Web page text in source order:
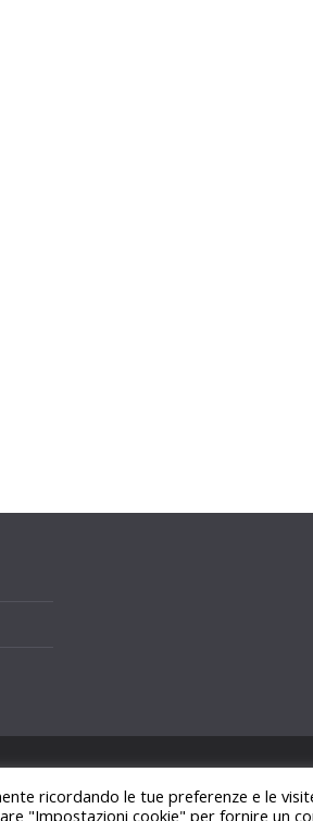
ricordando le tue preferenze e le
"Impostazioni cookie" per fornire un